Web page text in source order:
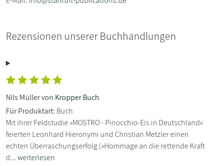
Rezensionen unserer Buchhandlungen
Nils Müller von Kropper Buch
Für Produktart: Buch
Mit ihrer Feldstudie »MOSTRO - Pinocchio-Eis in Deutschland«
feierten Leonhard Hieronymi und Christian Metzler einen
echten Überraschungserfolg (»Hommage an die rettende Kraft
d...weiterlesen